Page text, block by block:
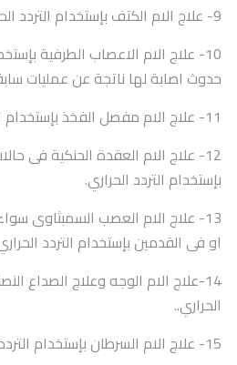
9- علاج الام الكتف بإستخدام التردد الحراري.
10- علاج الام الاعصاب الطرفية
حدوث اصابة لها ناتجة عن عمليات
11- علاج الام مفصل الفخذ بإستخدام التردد الحراري.
12- علاج الام العقدة الحنكية فى
بإستخدام التردد الحراري.
13- علاج الام العصب السمبثاوى
او فى القدمين بإستخدام التردد
14-علاج الام الوجه وعلاج الصداع
الحراري..
15- علاج الام السرطان بإستخدام التردد الحراري.